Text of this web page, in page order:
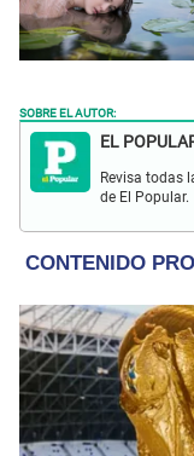
SOBRE EL AUTOR:
EL
Revisa todas
de El Popular.